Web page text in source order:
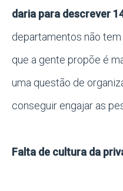
daria para descrever
departamentos não
que a gente propõe é
uma questão de
conseguir engajar as
Falta de cultura da